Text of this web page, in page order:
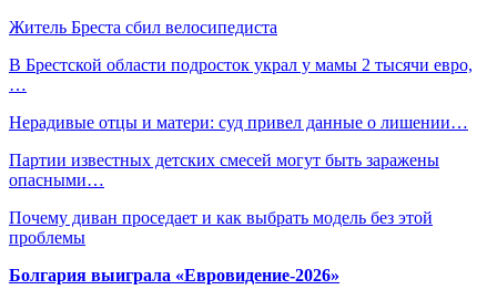
Житель Бреста сбил велосипедиста
В Брестской области подросток украл у мамы 2 тысячи евро,
…
Нерадивые отцы и матери: суд привел данные о лишении…
Партии известных детских смесей могут быть заражены
опасными…
Почему диван проседает и как выбрать модель без этой
проблемы
Болгария выиграла «Евровидение-2026»